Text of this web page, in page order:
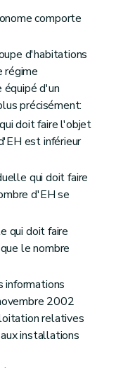
comporte
d'habitations
régime
d'un
précisément:
doit faire l'objet
est inférieur
qui doit faire
d'EH se
qui doit faire
le nombre
informations
2002
relatives
installations